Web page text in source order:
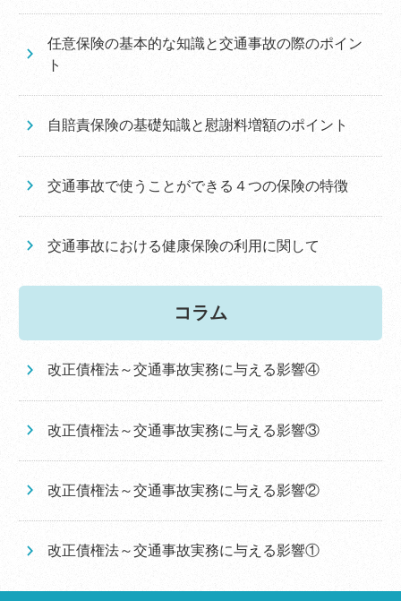
任意保険の基本的な知識と交通事故の際のポイン
ト
自賠責保険の基礎知識と慰謝料増額のポイント
交通事故で使うことができる４つの保険の特徴
交通事故における健康保険の利用に関して
コラム
改正債権法～交通事故実務に与える影響④
改正債権法～交通事故実務に与える影響③
改正債権法～交通事故実務に与える影響②
改正債権法～交通事故実務に与える影響①